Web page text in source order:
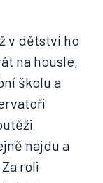
v dětství ho
na housle,
školu a
najdu a
roli